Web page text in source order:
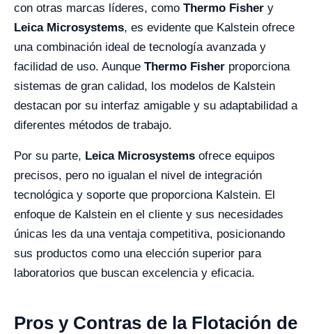
con otras marcas líderes, como Thermo Fisher y
Leica Microsystems, es evidente que Kalstein ofrece
una combinación ideal de tecnología avanzada y
facilidad de uso. Aunque Thermo Fisher proporciona
sistemas de gran calidad, los modelos de Kalstein
destacan por su interfaz amigable y su adaptabilidad a
diferentes métodos de trabajo.
Por su parte, Leica Microsystems ofrece equipos
precisos, pero no igualan el nivel de integración
tecnológica y soporte que proporciona Kalstein. El
enfoque de Kalstein en el cliente y sus necesidades
únicas les da una ventaja competitiva, posicionando
sus productos como una elección superior para
laboratorios que buscan excelencia y eficacia.
Pros y Contras de la Flotación de